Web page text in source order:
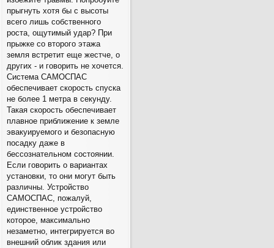
прыгнуть хотя бы с высоты
всего лишь собственного
роста, ощутимый удар? При
прыжке со второго этажа
земля встретит еще жестче, о
других - и говорить не хочется.
Система САМОСПАС
обеспечивает скорость спуска
не более 1 метра в секунду.
Такая скорость обеспечивает
плавное приближение к земле
эвакуируемого и безопасную
посадку даже в
бессознательном состоянии.
Если говорить о вариантах
установки, то они могут быть
различны. Устройство
САМОСПАС, пожалуй,
единственное устройство
которое, максимально
незаметно, интегрируется во
внешний облик здания или